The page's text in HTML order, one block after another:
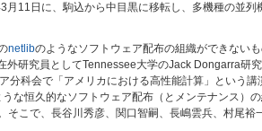
月11日に、駒込から中目黒に移転し、多機種の並列
netlibのようなソフトウェア配布の組織ができない
外研究員としてTennessee大学のJack Dongarra
分科会で「アメリカにおける高性能計算」という
な恒久的なソフトウェア配布（とメンテナンス）
そこで、長谷川秀彦、関口智嗣、長嶋雲兵、村尾